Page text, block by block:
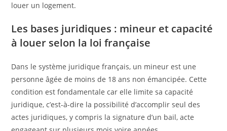
louer un logement.
Les bases juridiques : mineur et capacité
à louer selon la loi française
Dans le système juridique français, un mineur est une
personne âgée de moins de 18 ans non émancipée. Cette
condition est fondamentale car elle limite sa capacité
juridique, c’est-à-dire la possibilité d’accomplir seul des
actes juridiques, y compris la signature d’un bail, acte